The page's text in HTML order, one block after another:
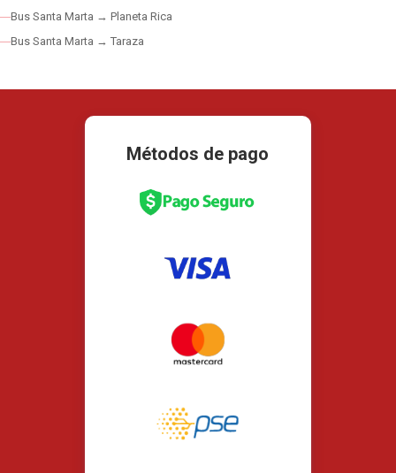
Bus Santa Marta → Planeta Rica
Bus Santa Marta → Taraza
Métodos de pago